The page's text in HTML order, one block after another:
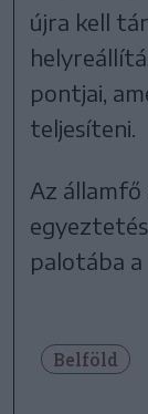
újra kell
pontjai,
teljesíteni.
Az államfő
palotába
Belföld